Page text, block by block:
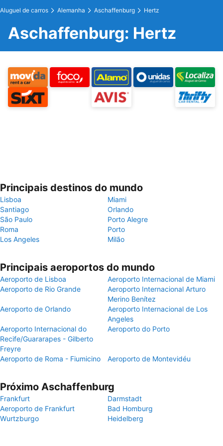
Aluguel de carros Alemanha Aschaffenburg Hertz
Aschaffenburg: Hertz
Principais destinos do mundo
Lisboa
Miami
Santiago
Orlando
São Paulo
Porto Alegre
Roma
Porto
Los Angeles
Milão
Principais aeroportos do mundo
Aeroporto de Lisboa
Aeroporto Internacional de Miami
Aeroporto de Rio Grande
Aeroporto Internacional Arturo
Merino Benítez
Aeroporto de Orlando
Aeroporto Internacional de Los
Angeles
Aeroporto Internacional do
Recife/Guararapes - Gilberto
Freyre
Aeroporto do Porto
Aeroporto de Roma - Fiumicino Aeroporto de Montevidéu
Próximo Aschaffenburg
Frankfurt
Darmstadt
Aeroporto de Frankfurt
Bad Homburg
Wurtzburgo
Heidelberg